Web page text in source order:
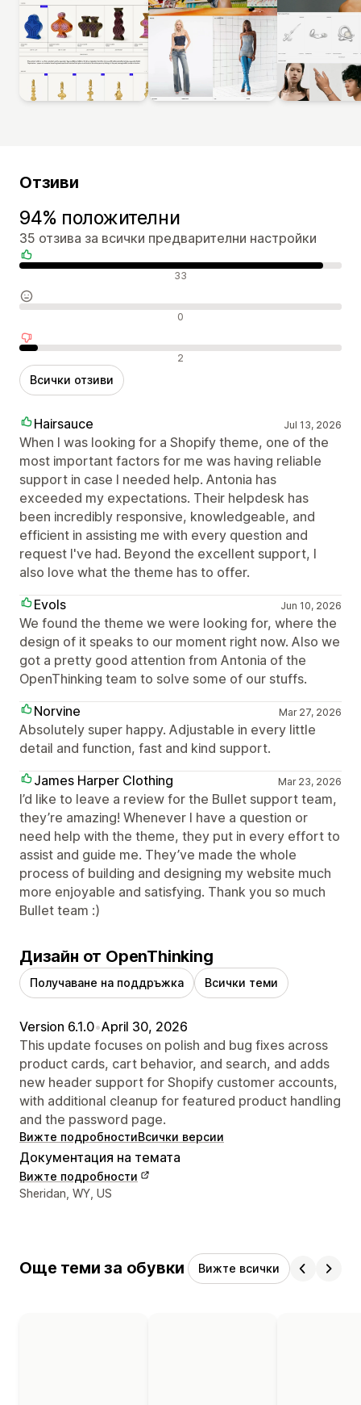
Отзиви
94% положителни
35 отзива за всички предварителни настройки
Положителни отзиви 33
Неутрални отзиви 0
Отрицателни отзиви 2
Всички отзиви
Hairsauce Jul 13, 2026
When I was looking for a Shopify theme, one of the
most important factors for me was having reliable
support in case I needed help. Antonia has
exceeded my expectations. Their helpdesk has
been incredibly responsive, knowledgeable, and
efficient in assisting me with every question and
request I've had. Beyond the excellent support, I
also love what the theme has to offer.
Evols
Jun 10, 2026
We found the theme we were looking for, where the
design of it speaks to our moment right now. Also we
got a pretty good attention from Antonia of the
OpenThinking team to solve some of our stuffs.
Norvine
Mar 27, 2026
Absolutely super happy. Adjustable in every little
detail and function, fast and kind support.
James Harper Clothing
Mar 23, 2026
I’d like to leave a review for the Bullet support team,
they’re amazing! Whenever I have a question or
need help with the theme, they put in every effort to
assist and guide me. They’ve made the whole
process of building and designing my website much
more enjoyable and satisfying. Thank you so much
Bullet team :)
Дизайн от OpenThinking
Получаване на поддръжка Всички теми
Version 6.1.0•April 30, 2026
This update focuses on polish and bug fixes across
product cards, cart behavior, and search, and adds
new header support for Shopify customer accounts,
with additional cleanup for featured product handling
and the password page.
Вижте подробностиВсички версии
Документация на темата
Вижте подробности
Данни за връзка с дизайнера
Sheridan, WY, US
Още теми за обувки Вижте всички